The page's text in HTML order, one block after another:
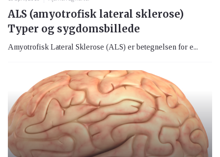
ALS (amyotrofisk lateral sklerose)
Typer og sygdomsbillede
Amyotrofisk Lateral Sklerose (ALS) er betegnelsen for e...